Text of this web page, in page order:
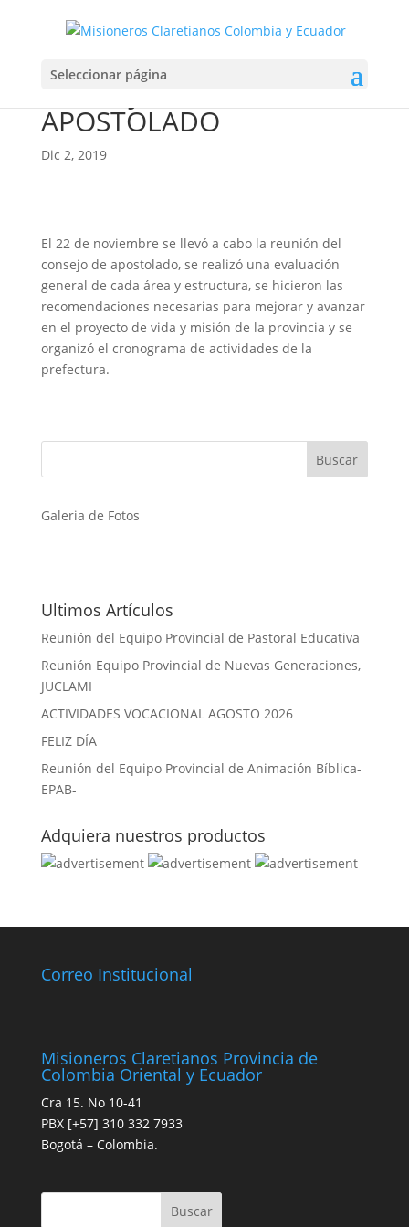
Seleccionar página
ENCUENTRO DE
CONSEJO DE
APOSTOLADO
Dic 2, 2019
El 22 de noviembre se llevó a cabo la reunión del
consejo de apostolado, se realizó una evaluación
general de cada área y estructura, se hicieron las
recomendaciones necesarias para mejorar y avanzar
en el proyecto de vida y misión de la provincia y se
organizó el cronograma de actividades de la
prefectura.
Galeria de Fotos
Ultimos Artículos
Reunión del Equipo Provincial de Pastoral Educativa
Reunión Equipo Provincial de Nuevas Generaciones,
JUCLAMI
ACTIVIDADES VOCACIONAL AGOSTO 2026
FELIZ DÍA
Reunión del Equipo Provincial de Animación Bíblica-
EPAB-
Adquiera nuestros productos
Correo Institucional
Misioneros Claretianos Provincia de
Colombia Oriental y Ecuador
Cra 15. No 10-41
PBX [+57] 310 332 7933
Bogotá – Colombia.